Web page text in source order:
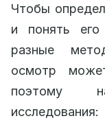
Чтобы
и понять его
разные
осмотр
поэтому
исследования: